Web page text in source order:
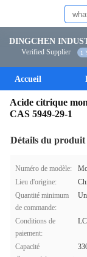
DINGCHEN
Verified Supplier 1
Accueil
Acide citrique
CAS 5949-29-1
Détails du produit
Numéro de modèle:
Lieu d'origine:
Quantité minimum
de commande:
Conditions de
paiement:
Capacité